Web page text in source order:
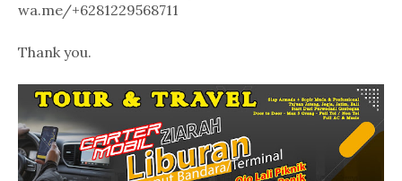
wa.me/+6281229568711
Thank you.